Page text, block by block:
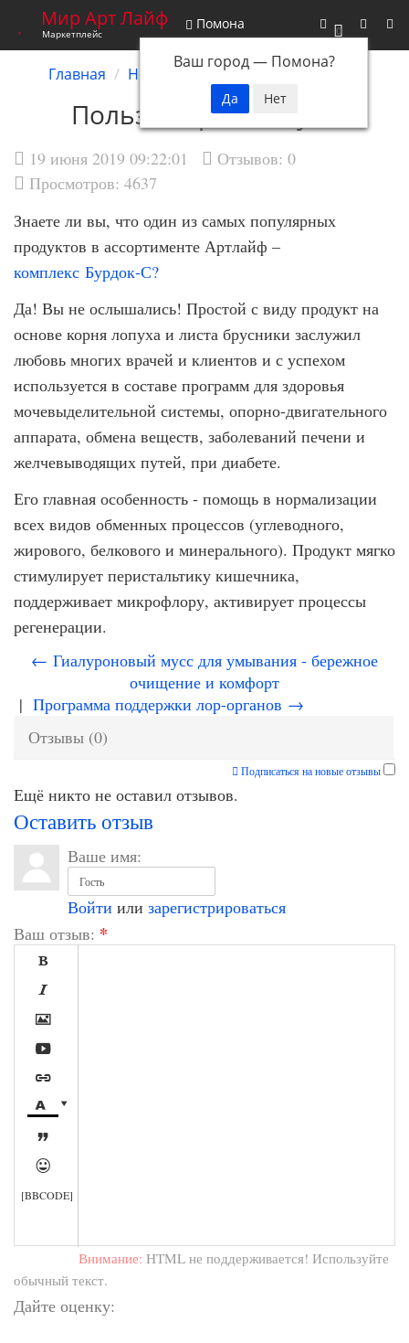
0
Мир Арт Лайф
Маркетплейс
Помона
Ваш город — Помона?
Главная Новости Польза корня лопуха
Польза корня лопуха
19 июня 2019 09:22:01 Отзывов: 0
Просмотров: 4637
Знаете ли вы, что один из самых популярных
продуктов в ассортименте Артлайф –
комплекс Бурдок‑С?
Да! Вы не ослышались! Простой с виду продукт на
основе корня лопуха и листа брусники заслужил
любовь многих врачей и клиентов и с успехом
используется в составе программ для здоровья
мочевыделительной системы, опорно-двигательного
аппарата, обмена веществ, заболеваний печени и
желчевыводящих путей, при диабете.
Его главная особенность - помощь в нормализации
всех видов обменных процессов (углеводного,
жирового, белкового и минерального). Продукт мягко
стимулирует перистальтику кишечника,
поддерживает микрофлору, активирует процессы
регенерации.
← Гиалуроновый мусс для умывания - бережное
очищение и комфорт
| Программа поддержки лор-органов →
Отзывы (0)
Подписаться на новые отзывы
Ещё никто не оставил отзывов.
Оставить отзыв
Ваше имя:
Войти или зарегистрироваться
Ваш отзыв: *









[BBCODE]
Внимание: HTML не поддерживается! Используйте
обычный текст.
Дайте оценку: